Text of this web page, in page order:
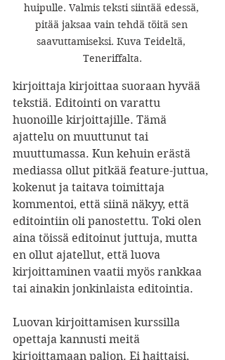
huipulle. Valmis teksti siintää edessä,
pitää jaksaa vain tehdä töitä sen
saavuttamiseksi. Kuva Teideltä,
Teneriffalta.
kirjoittaja kirjoittaa suoraan hyvää
tekstiä. Editointi on varattu
huonoille kirjoittajille. Tämä
ajattelu on muuttunut tai
muuttumassa. Kun kehuin erästä
mediassa ollut pitkää feature-juttua,
kokenut ja taitava toimittaja
kommentoi, että siinä näkyy, että
editointiin oli panostettu. Toki olen
aina töissä editoinut juttuja, mutta
en ollut ajatellut, että luova
kirjoittaminen vaatii myös rankkaa
tai ainakin jonkinlaista editointia.
Luovan kirjoittamisen kurssilla
opettaja kannusti meitä
kirjoittamaan paljon. Ei haittaisi,